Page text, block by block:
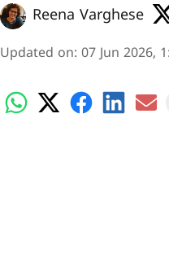
Reena Varghese
Updated on: 07 Jun 2026,